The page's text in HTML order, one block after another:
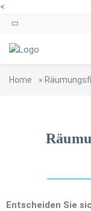
<
Home »
Entscheiden Sie